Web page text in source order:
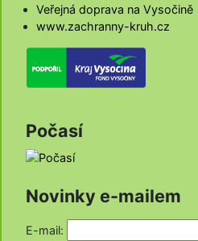
Veřejná doprava na Vysočině
www.zachranny-kruh.cz
Počasí
Novinky e-mailem
E-mail: